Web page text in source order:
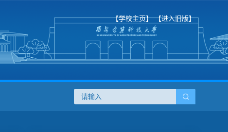
【学校主页】 【进入旧版】